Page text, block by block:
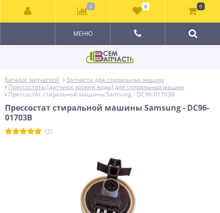
МЕНЮ
Каталог запчастей
Запчасти для стиральных машин
Прессостаты (датчики уровня воды) для стиральных машин
Прессостат стиральной машины Samsung - DC96-01703B
Прессостат стиральной машины Samsung - DC96-
01703B
(2)
0 0 0